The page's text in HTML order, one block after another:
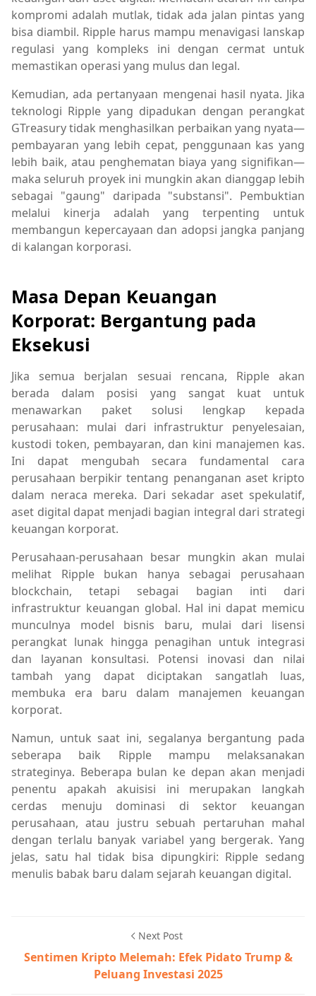
kompromi adalah mutlak, tidak ada jalan pintas yang
bisa diambil. Ripple harus mampu menavigasi lanskap
regulasi yang kompleks ini dengan cermat untuk
memastikan operasi yang mulus dan legal.
Kemudian, ada pertanyaan mengenai hasil nyata. Jika
teknologi Ripple yang dipadukan dengan perangkat
GTreasury tidak menghasilkan perbaikan yang nyata—
pembayaran yang lebih cepat, penggunaan kas yang
lebih baik, atau penghematan biaya yang signifikan—
maka seluruh proyek ini mungkin akan dianggap lebih
sebagai "gaung" daripada "substansi". Pembuktian
melalui kinerja adalah yang terpenting untuk
membangun kepercayaan dan adopsi jangka panjang
di kalangan korporasi.
Masa Depan Keuangan
Korporat: Bergantung pada
Eksekusi
Jika semua berjalan sesuai rencana, Ripple akan
berada dalam posisi yang sangat kuat untuk
menawarkan paket solusi lengkap kepada
perusahaan: mulai dari infrastruktur penyelesaian,
kustodi token, pembayaran, dan kini manajemen kas.
Ini dapat mengubah secara fundamental cara
perusahaan berpikir tentang penanganan aset kripto
dalam neraca mereka. Dari sekadar aset spekulatif,
aset digital dapat menjadi bagian integral dari strategi
keuangan korporat.
Perusahaan-perusahaan besar mungkin akan mulai
melihat Ripple bukan hanya sebagai perusahaan
blockchain, tetapi sebagai bagian inti dari
infrastruktur keuangan global. Hal ini dapat memicu
munculnya model bisnis baru, mulai dari lisensi
perangkat lunak hingga penagihan untuk integrasi
dan layanan konsultasi. Potensi inovasi dan nilai
tambah yang dapat diciptakan sangatlah luas,
membuka era baru dalam manajemen keuangan
korporat.
Namun, untuk saat ini, segalanya bergantung pada
seberapa baik Ripple mampu melaksanakan
strateginya. Beberapa bulan ke depan akan menjadi
penentu apakah akuisisi ini merupakan langkah
cerdas menuju dominasi di sektor keuangan
perusahaan, atau justru sebuah pertaruhan mahal
dengan terlalu banyak variabel yang bergerak. Yang
jelas, satu hal tidak bisa dipungkiri: Ripple sedang
menulis babak baru dalam sejarah keuangan digital.
Next Post
Sentimen Kripto Melemah: Efek Pidato Trump &
Peluang Investasi 2025